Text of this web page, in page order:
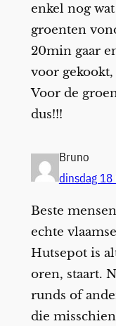
enkel nog
groenten
20min gaar
voor
Voor de
dus!!!
Bruno
dinsdag
Beste
echte
Hutsepot is
oren, staart.
runds of
die